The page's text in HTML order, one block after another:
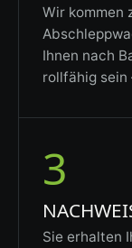
Wir kommen
Ihnen nach
rollfähig sein
3
Sie erhalten